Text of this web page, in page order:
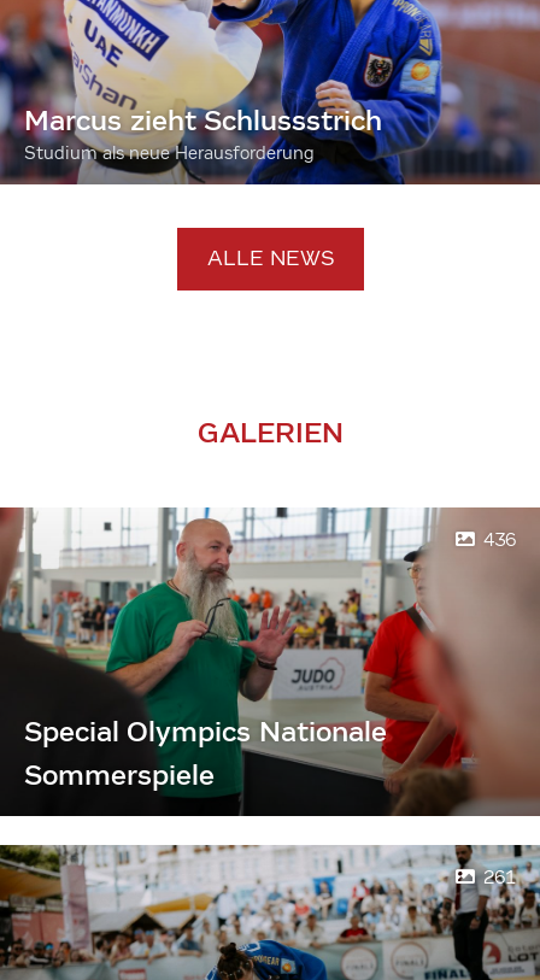
Marcus zieht Schlussstrich
Studium als neue Herausforderung
ALLE NEWS
GALERIEN
436
Special Olympics Nationale
Sommerspiele
261